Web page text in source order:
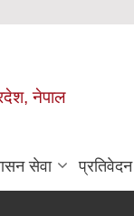
नेपाल
सेवा प्रतिवेदन